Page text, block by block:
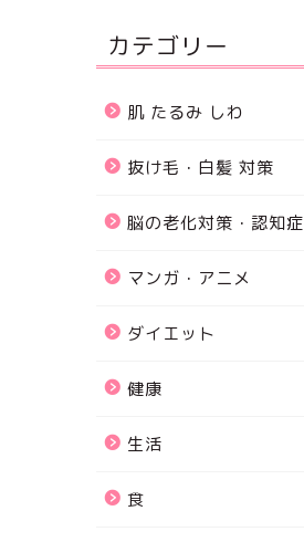
カテゴリー
肌 たるみ しわ
抜け毛・白髪 対策
脳の老化対策・認知症
マンガ・アニメ
ダイエット
健康
生活
食